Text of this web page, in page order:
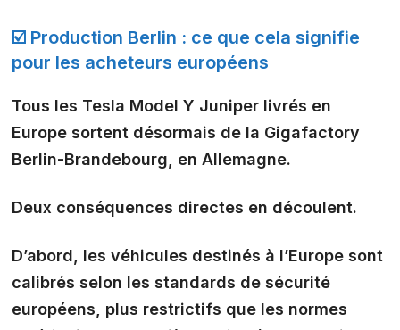
☑️ Production Berlin : ce que cela signifie
pour les acheteurs européens
Tous les Tesla Model Y Juniper livrés en
Europe sortent désormais de la Gigafactory
Berlin-Brandebourg , en Allemagne.
Deux conséquences directes en découlent.
D’abord, les véhicules destinés à l’Europe sont
calibrés selon les standards de sécurité
européens , plus restrictifs que les normes